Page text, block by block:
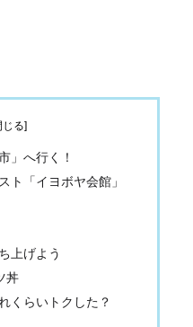
」へ行く！
ト「イヨボヤ会館」
上げよう
丼
くらいトクした？